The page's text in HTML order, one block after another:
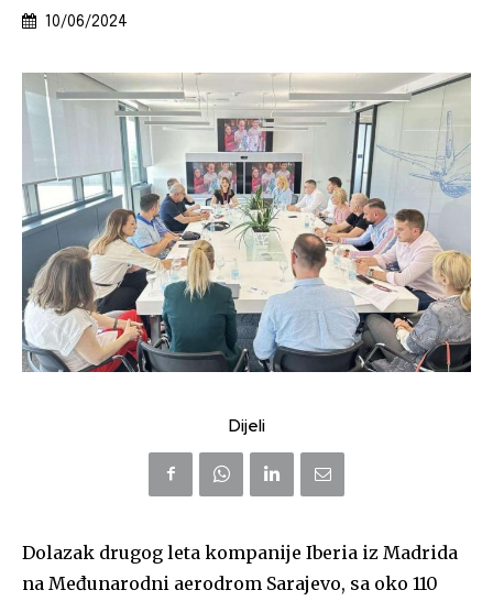
10/06/2024
Dijeli
Dolazak drugog leta kompanije Iberia iz Madrida
na Međunarodni aerodrom Sarajevo, sa oko 110